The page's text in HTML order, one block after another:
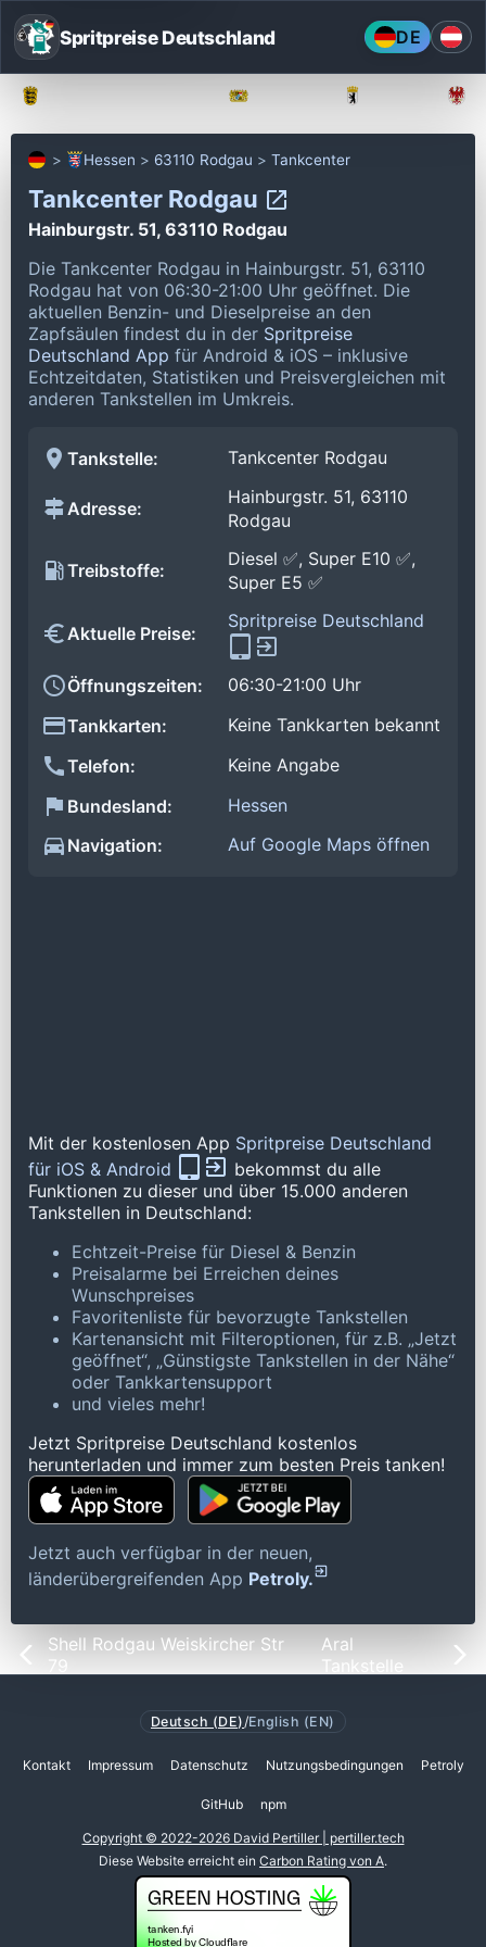
Spritpreise Deutschland DE
Hessen 63110 Rodgau Tankcenter
Tankcenter Rodgau
Hainburgstr. 51, 63110 Rodgau
Die Tankcenter Rodgau in Hainburgstr. 51, 63110
Rodgau hat von 06:30-21:00 Uhr geöffnet. Die
aktuellen Benzin- und Dieselpreise an den
Zapfsäulen findest du in der Spritpreise
Deutschland App für Android & iOS – inklusive
Echtzeitdaten, Statistiken und Preisvergleichen mit
anderen Tankstellen im Umkreis.
Tankstelle: Tankcenter Rodgau
Adresse:
Hainburgstr. 51, 63110
Rodgau
Treibstoffe:
Diesel ✅, Super E10 ✅,
Super E5 ✅
Aktuelle Preise:
Spritpreise Deutschland
Öffnungszeiten:
06:30-21:00 Uhr
Tankkarten:
Keine Tankkarten bekannt
Telefon:
Keine Angabe
Bundesland:
Hessen
Navigation:
Auf Google Maps öffnen
Mit der kostenlosen App Spritpreise Deutschland
für iOS & Android
bekommst du alle
Funktionen zu dieser und über 15.000 anderen
Tankstellen in Deutschland:
Echtzeit-Preise für Diesel & Benzin
Preisalarme bei Erreichen deines
Wunschpreises
Favoritenliste für bevorzugte Tankstellen
Kartenansicht mit Filteroptionen, für z.B. „Jetzt
geöffnet“, „Günstigste Tankstellen in der Nähe“
oder Tankkartensupport
und vieles mehr!
Jetzt Spritpreise Deutschland kostenlos
herunterladen und immer zum besten Preis tanken!
Jetzt auch verfügbar in der neuen,
länderübergreifenden App Petroly.
Shell Rodgau Weiskircher Str
79
Aral
Tankstelle
Deutsch (DE) /English (EN)
Kontakt Impressum Datenschutz Nutzungsbedingungen Petroly
GitHub npm
Copyright © 2022-2026 David Pertiller | pertiller.tech
Diese Website erreicht ein Carbon Rating von A.